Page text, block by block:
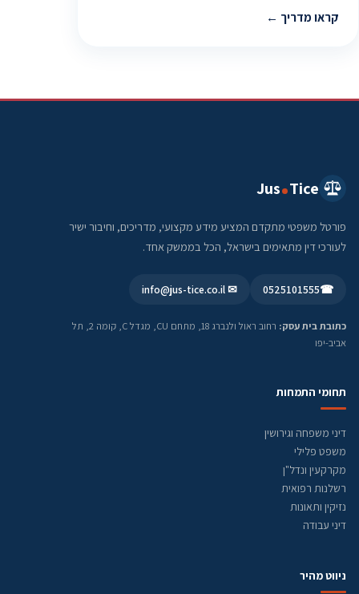
קראו מדריך
Jus Tice
פורטל משפטי מתקדם המציע מידע מקצועי, מדריכים, וחיבור ישיר
לעורכי דין מתאימים בישראל, הכל בממשק אחד.
☎
0525101555
✉ info@jus-tice.co.il
כתובת בית עסק:
רחוב ראול ולנברג 18, מתחם CU, מגדל C, קומה 2, תל
אביב-יפו
תחומי התמחות
דיני משפחה וגירושין
משפט פלילי
מקרקעין ונדל"ן
רשלנות רפואית
נזיקין ותאונות
דיני עבודה
ניווט מהיר